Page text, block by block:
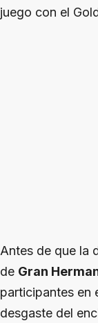
juego con el
Antes de que la
de Gran
participantes en
desgaste del